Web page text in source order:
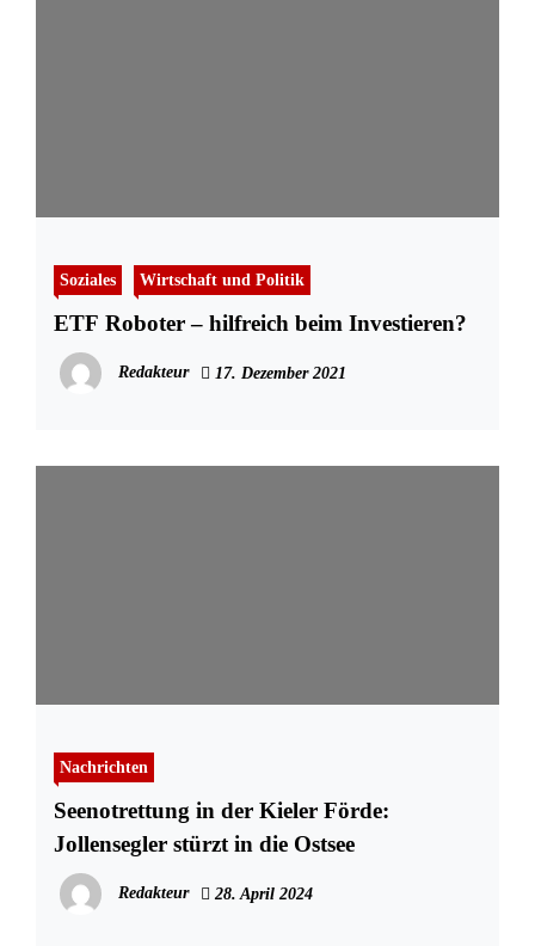
Soziales Wirtschaft und Politik
ETF Roboter – hilfreich beim Investieren?
Redakteur 17. Dezember 2021
Nachrichten
Seenotrettung in der Kieler Förde:
Jollensegler stürzt in die Ostsee
Redakteur 28. April 2024